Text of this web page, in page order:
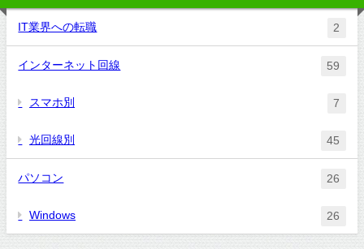
IT業界への転職 2
インターネット回線 59
スマホ別 7
光回線別 45
パソコン 26
Windows 26